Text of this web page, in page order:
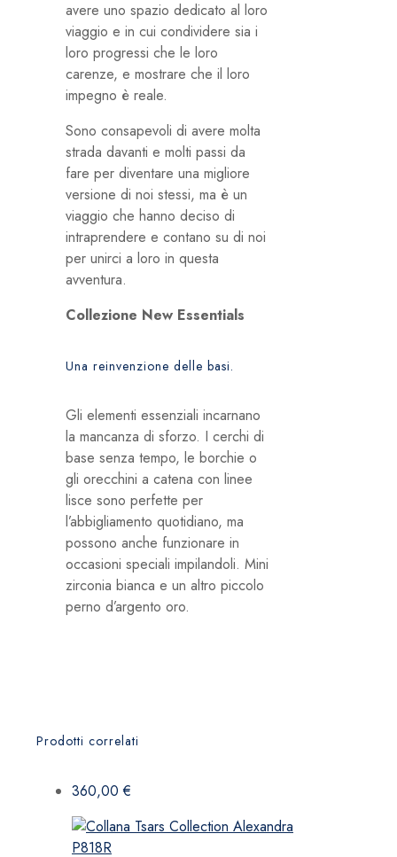
avere uno spazio dedicato al loro
viaggio e in cui condividere sia i
loro progressi che le loro
carenze, e mostrare che il loro
impegno è reale.
Sono consapevoli di avere molta
strada davanti e molti passi da
fare per diventare una migliore
versione di noi stessi, ma è un
viaggio che hanno deciso di
intraprendere e contano su di noi
per unirci a loro in questa
avventura.
Collezione New Essentials
Una reinvenzione delle basi.
Gli elementi essenziali incarnano
la mancanza di sforzo. I cerchi di
base senza tempo, le borchie o
gli orecchini a catena con linee
lisce sono perfette per
l’abbigliamento quotidiano, ma
possono anche funzionare in
occasioni speciali impilandoli. Mini
zirconia bianca e un altro piccolo
perno d’argento oro.
Prodotti correlati
360,00€